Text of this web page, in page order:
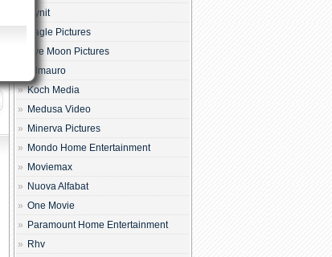
Dynit
Eagle Pictures
Eye Moon Pictures
Filmauro
Koch Media
Medusa Video
Minerva Pictures
Mondo Home Entertainment
Moviemax
Nuova Alfabat
One Movie
Paramount Home Entertainment
Rhv